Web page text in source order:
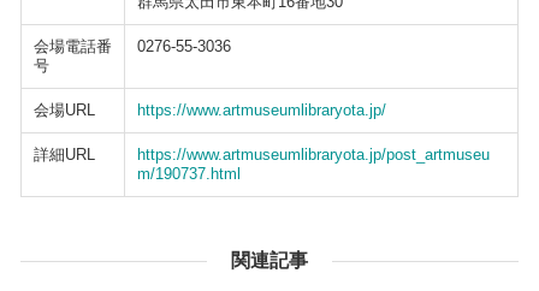
会場電話番
号
0276-55-3036
会場URL https://www.artmuseumlibraryota.jp/
詳細URL
https://www.artmuseumlibraryota.jp/post_artmuseu
m/190737.html
関連記事